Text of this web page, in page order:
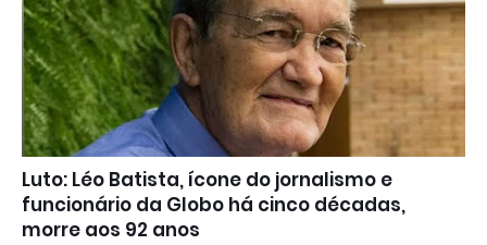
Luto: Léo Batista, ícone do jornalismo e
funcionário da Globo há cinco décadas,
morre aos 92 anos